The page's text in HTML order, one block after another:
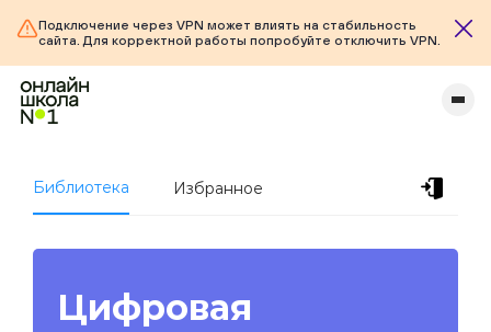
Подключение через VPN может влиять на стабильность
сайта. Для корректной работы попробуйте отключить VPN.
Библиотека Избранное
Цифровая